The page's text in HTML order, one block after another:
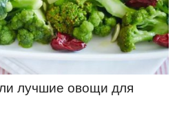
лучшие овощи для